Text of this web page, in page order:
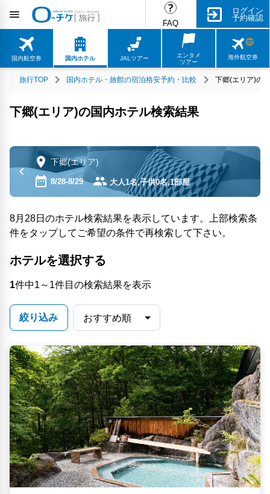
FAQ
ログイン
予約確認
国内航空券 国内ホテル JALツアー
エンタメ
ツアー
海外航空券
旅行TOP 国内ホテル・旅館の宿泊格安予約・比較 下郷(エリア)の
下郷(エリア)の国内ホテル検索結果
下郷(エリア)
8/28-8/29 大人1名,子供0名,1部屋
8月28日のホテル検索結果を表示しています。上部検索条
件をタップしてご希望の条件で再検索して下さい。
ホテルを選択する
1件中1～1件目の検索結果を表示
絞り込み